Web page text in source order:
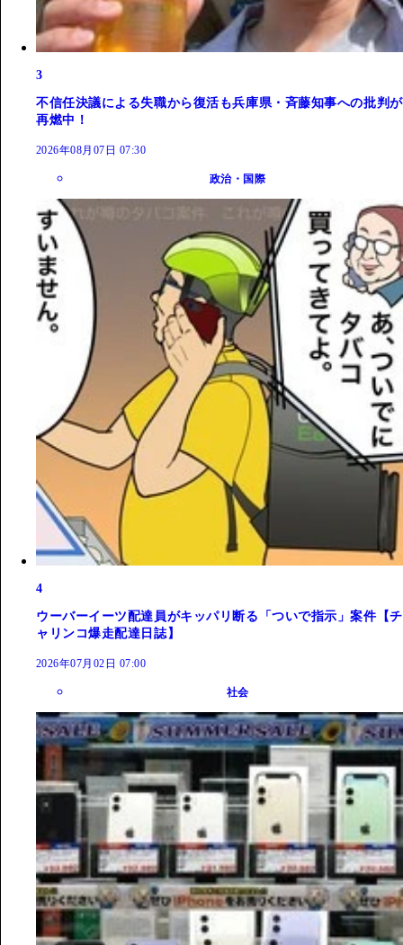
3
不信任決議による失職から復活も兵庫県・斉藤知事への批判が
再燃中！
2026年08月07日 07:30
政治・国際
4
ウーバーイーツ配達員がキッパリ断る「ついで指示」案件【チ
ャリンコ爆走配達日誌】
2026年07月02日 07:00
社会